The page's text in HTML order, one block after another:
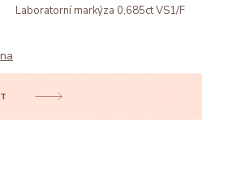
Laboratorní markýza 0,685ct VS1/F